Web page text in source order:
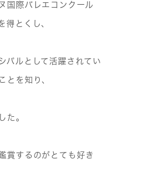
際バレエコンクール
得とくし、
ルとして活躍されてい
とを知り、
。
するのがとても好き